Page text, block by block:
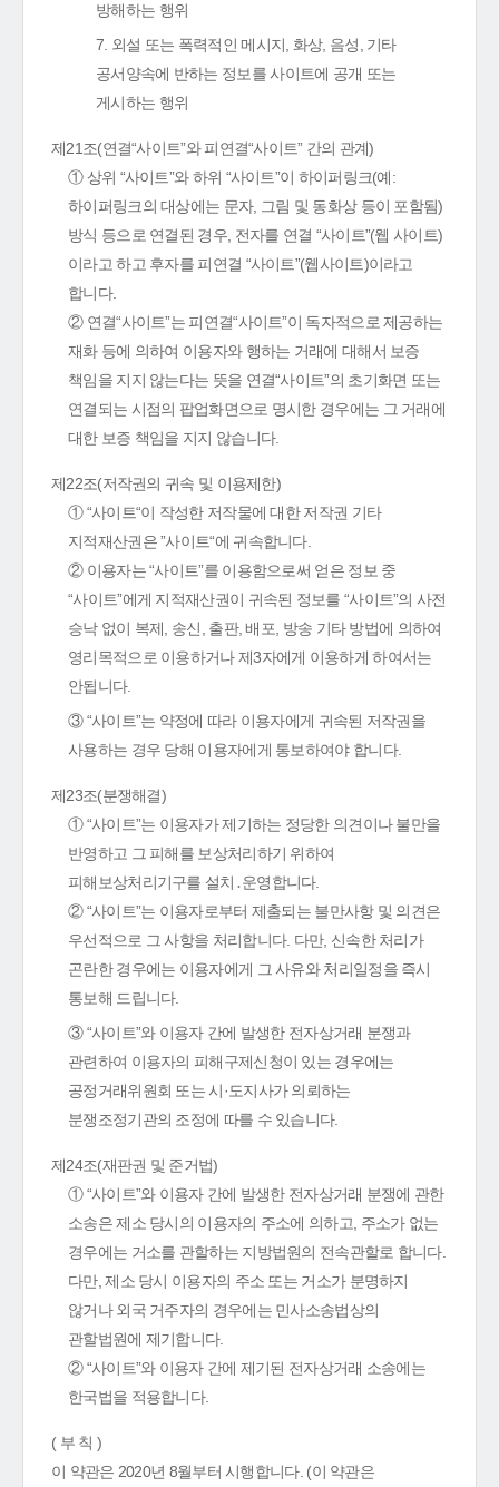
방해하는 행위
7. 외설 또는 폭력적인 메시지, 화상, 음성, 기타
공서양속에 반하는 정보를 사이트에 공개 또는
게시하는 행위
제21조(연결“사이트”와 피연결“사이트” 간의 관계)
① 상위 “사이트”와 하위 “사이트”이 하이퍼링크(예:
하이퍼링크의 대상에는 문자, 그림 및 동화상 등이 포함됨)
방식 등으로 연결된 경우, 전자를 연결 “사이트”(웹 사이트)
이라고 하고 후자를 피연결 “사이트”(웹사이트)이라고
합니다.
② 연결“사이트”는 피연결“사이트”이 독자적으로 제공하는
재화 등에 의하여 이용자와 행하는 거래에 대해서 보증
책임을 지지 않는다는 뜻을 연결“사이트”의 초기화면 또는
연결되는 시점의 팝업화면으로 명시한 경우에는 그 거래에
대한 보증 책임을 지지 않습니다.
제22조(저작권의 귀속 및 이용제한)
① “사이트“이 작성한 저작물에 대한 저작권 기타
지적재산권은 ”사이트“에 귀속합니다.
② 이용자는 “사이트”를 이용함으로써 얻은 정보 중
“사이트”에게 지적재산권이 귀속된 정보를 “사이트”의 사전
승낙 없이 복제, 송신, 출판, 배포, 방송 기타 방법에 의하여
영리목적으로 이용하거나 제3자에게 이용하게 하여서는
안됩니다.
③ “사이트”는 약정에 따라 이용자에게 귀속된 저작권을
사용하는 경우 당해 이용자에게 통보하여야 합니다.
제23조(분쟁해결)
① “사이트”는 이용자가 제기하는 정당한 의견이나 불만을
반영하고 그 피해를 보상처리하기 위하여
피해보상처리기구를 설치․운영합니다.
② “사이트”는 이용자로부터 제출되는 불만사항 및 의견은
우선적으로 그 사항을 처리합니다. 다만, 신속한 처리가
곤란한 경우에는 이용자에게 그 사유와 처리일정을 즉시
통보해 드립니다.
③ “사이트”와 이용자 간에 발생한 전자상거래 분쟁과
관련하여 이용자의 피해구제신청이 있는 경우에는
공정거래위원회 또는 시·도지사가 의뢰하는
분쟁조정기관의 조정에 따를 수 있습니다.
제24조(재판권 및 준거법)
① “사이트”와 이용자 간에 발생한 전자상거래 분쟁에 관한
소송은 제소 당시의 이용자의 주소에 의하고, 주소가 없는
경우에는 거소를 관할하는 지방법원의 전속관할로 합니다.
다만, 제소 당시 이용자의 주소 또는 거소가 분명하지
않거나 외국 거주자의 경우에는 민사소송법상의
관할법원에 제기합니다.
② “사이트”와 이용자 간에 제기된 전자상거래 소송에는
한국법을 적용합니다.
( 부 칙 )
이 약관은 2020년 8월부터 시행합니다. (이 약관은